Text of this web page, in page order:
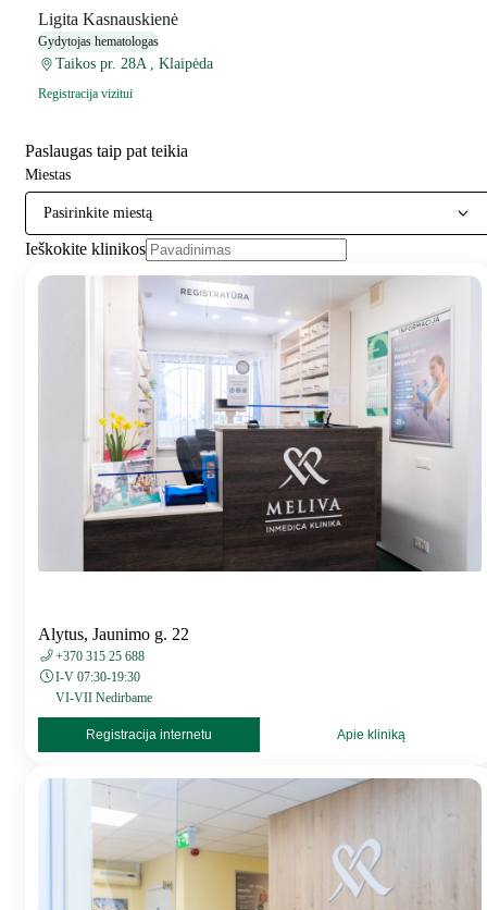
Ligita Kasnauskienė
Gydytojas hematologas
Taikos pr. 28A , Klaipėda
Registracija vizitui
Paslaugas taip pat teikia
Miestas
Pasirinkite miestą
Ieškokite klinikos
Alytus, Jaunimo g. 22
+370 315 25 688
I-V 07:30-19:30
VI-VII Nedirbame
Registracija internetu Apie kliniką